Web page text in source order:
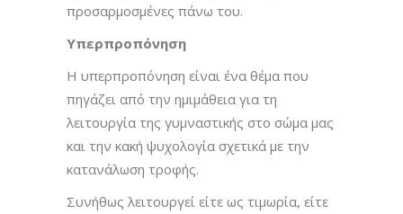
προσαρμοσμένες πάνω του.
Υπερπροπόνηση
Η υπερπροπόνηση είναι ένα θέμα που
πηγάζει από την ημιμάθεια για τη
λειτουργία της γυμναστικής στο σώμα μας
και την κακή ψυχολογία σχετικά με την
κατανάλωση τροφής.
Συνήθως λειτουργεί είτε ως τιμωρία, είτε